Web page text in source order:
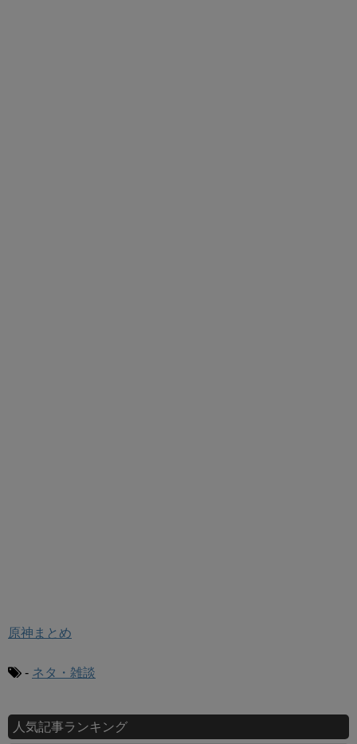
原神まとめ
- ネタ・雑談
人気記事ランキング